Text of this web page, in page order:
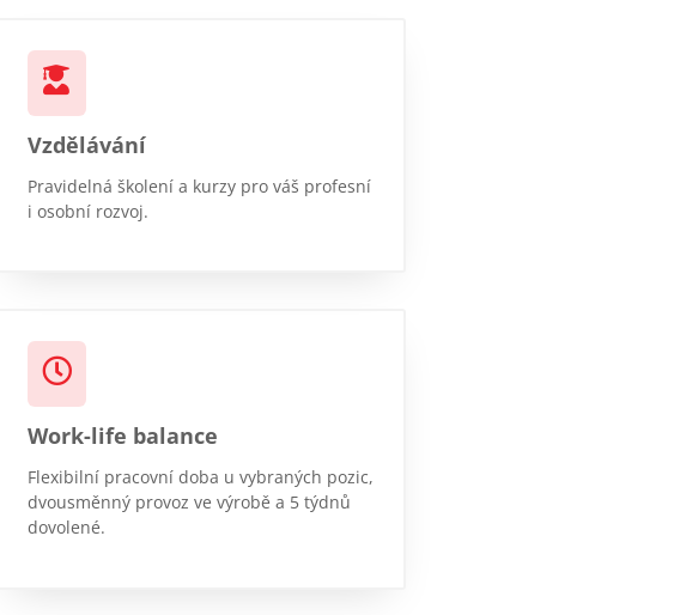
Vzdělávání
Pravidelná školení a kurzy pro váš profesní
i osobní rozvoj.
Work-life balance
Flexibilní pracovní doba u vybraných pozic,
dvousměnný provoz ve výrobě a 5 týdnů
dovolené.